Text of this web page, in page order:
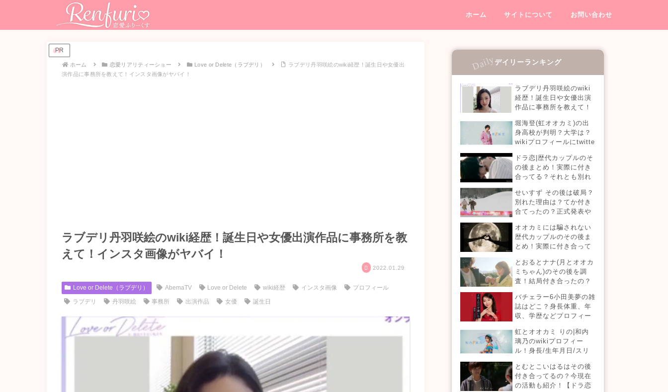
ホーム サイトについて お問い合わせ
PR
ホーム 恋愛リアリティーショー Love or Delete（ラブデリ）
ラブデリ丹羽咲絵のwiki経歴！誕生日や女優出
演作品に事務所を教えて！インスタ画像がヤバイ！
ラブデリ丹羽咲絵のwiki経歴！誕生日や女優出演作品に事務所を教
えて！インスタ画像がヤバイ！
2022.01.29
Love or Delete（ラブデリ） AbemaTV Love or Delete wiki経歴 インスタ画像
プロフィール
ラブデリ
丹羽咲絵 事務所 出演作品 女優 誕生日
デイリーランキング
ラブデリ丹羽咲絵のwiki
経歴！誕生日や女優出演
作品に事務所を教えて！
堀海登(虹オオカミ)の出
身高校が判明？大学は？
wikiプロフィールにtwitte
オカミには騙されない】
ドラ恋|歴代カップルのそ
の後まとめ！実際に付き
合ってる？それとも別れ
【恋愛ドラマな恋がした
い】
せいすず その後は破局？
別れた理由は？てか付き
合てったの？正式発表や
オオカミには騙されない
歴代カップルのその後ま
とめ！実際に付き合って
現在の活動は？
とおるとナナ(月とオオカ
ミちゃん)のその後を調
査！結局付き合ったの？
バチェラー6小田美夢の雑
誌はどこ？身長体重、年
収、学歴などプロフィー
虹とオオカミ りの|和内
璃乃のwikiプロフィー
ル！身長/生年月日/スリ
とむとこいはるはその後
付き合ってるの？今現在
の活動も紹介！【ドラ恋